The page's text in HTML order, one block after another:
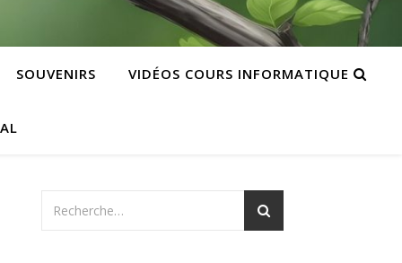
SOUVENIRS VIDÉOS COURS INFORMATIQUE